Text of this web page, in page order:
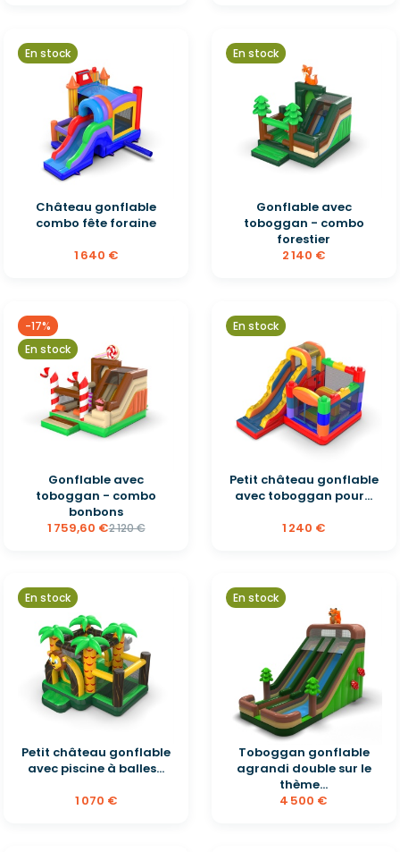
En stock
Château gonflable
combo fête foraine
1 640 €
En stock
Gonflable avec
toboggan - combo
forestier
2 140 €
-17%
En stock
Gonflable avec
toboggan - combo
bonbons
1 759,60 €2 120 €
En stock
Petit château gonflable
avec toboggan pour...
1 240 €
En stock
Petit château gonflable
avec piscine à balles...
1 070 €
En stock
Toboggan gonflable
agrandi double sur le
thème...
4 500 €